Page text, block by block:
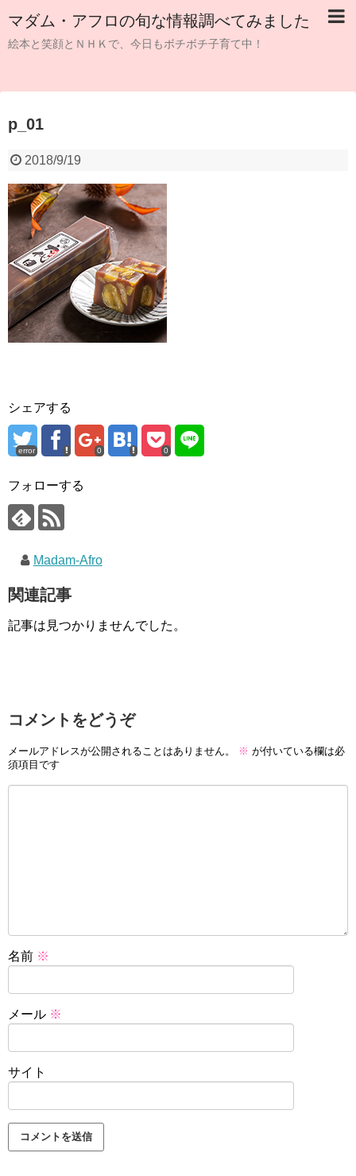
マダム・アフロの旬な情報調べてみました
絵本と笑顔とＮＨＫで、今日もボチボチ子育て中！
p_01
2018/9/19
シェアする
error 0 0
フォローする
Madam-Afro
関連記事
記事は見つかりませんでした。
コメントをどうぞ
メールアドレスが公開されることはありません。 ※ が付いている欄は必
須項目です
名前 ※
メール ※
サイト